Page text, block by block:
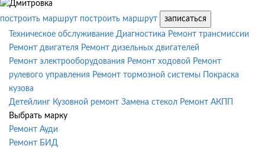
построить маршрут построить маршрут
записаться
Техническое обслуживание Диагностика Ремонт трансмиссии
Ремонт двигателя Ремонт дизельных двигателей
Ремонт электрооборудования Ремонт ходовой Ремонт
рулевого управления Ремонт тормозной системы
Покраска
кузова
Детейлинг Кузовной ремонт Замена стекол Ремонт АКПП
Выбрать марку
Ремонт Ауди
Ремонт БИД